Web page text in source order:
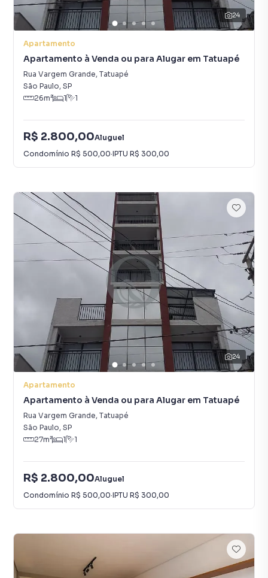
24
Apartamento
Apartamento à Venda ou para Alugar em Tatuapé
Rua Vargem Grande, Tatuapé
São Paulo, SP
26m² 1 1
R$ 2.800,00Aluguel
Condomínio R$ 500,00·IPTU R$ 300,00
24
Apartamento
Apartamento à Venda ou para Alugar em Tatuapé
Rua Vargem Grande, Tatuapé
São Paulo, SP
27m² 1 1
R$ 2.800,00Aluguel
Condomínio R$ 500,00·IPTU R$ 300,00